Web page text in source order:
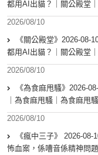
都用AI出貓？｜關公殿堂
2026/08/10
《關公殿堂》2026-08-
都用AI出貓？｜關公殿堂
2026/08/10
《為食麻甩騷》2026-
｜為食麻甩騷｜為食麻甩
2026/08/10
《瘋中三子》 2026-
怖血案，係嘈音係精神問